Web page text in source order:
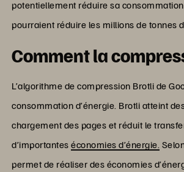
potentiellement réduire sa
pourraient réduire les millions de tonnes
Comment la
L’algorithme de compression Brotli de
consommation d’énergie. Brotli atteint
chargement des pages et réduit le
d’importanteséconomies d’énergie.
permet de réaliser des économies